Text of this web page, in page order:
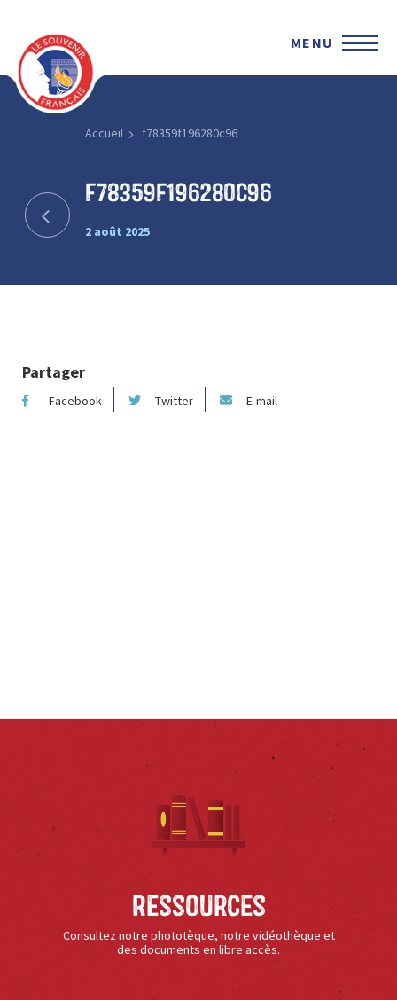
MENU
Accueil f78359f196280c96
f78359f196280c96
2 août 2025
Partager
Facebook Twitter E-mail
Ressources
Consultez notre phototèque, notre vidéothèque et
des documents en libre accès.